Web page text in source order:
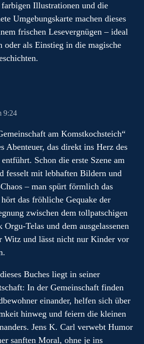
Illustrationen und die
Umgebungskarte machen dieses
frischen Lesevergnügen – ideal
oder als Einstieg in die magische
9:24
am Komstkochsteich“
Abenteuer, das direkt ins Herz des
Schon die erste Szene am
fesselt mit lebhaften Bildern und
– man spürt förmlich das
das fröhliche Gequake der
zwischen dem tollpatschigen
Telas und dem ausgelassenen
Witz und lässt nicht nur Kinder vor
Buches liegt in seiner
In der Gemeinschaft finden
einander, helfen sich über
hinweg und feiern die kleinen
Jens K. Carl verwebt Humor
sanften Moral, ohne je ins